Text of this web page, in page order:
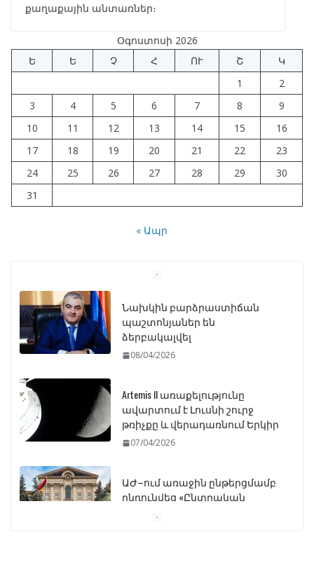
քաղաքային անտառներ։
Օգոստոսի 2026
Ե
Ե Չ Հ ՈՒ Շ
Կ
1
2
3
4 5 6 7 8
9
10
11 12 13 14 15
16
17
18 19 20 21 22
23
24
25 26 27 28 29
30
31
« Ապր
Նախկին բարձրաստիճան
պաշտոնյաներ են
ձերբակալվել
08/04/2026
Artemis II առաքելությունը
ավարտում է Լուսնի շուրջ
թռիչքը և վերադառնում Երկիր
07/04/2026
ԱԺ–ում առաջին ընթերցմամբ
ընդունվեց «Ընտրական